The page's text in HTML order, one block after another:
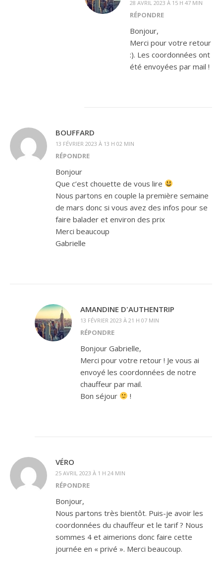
28 AVRIL 2023 À 15 H 47 MIN
RÉPONDRE
Bonjour,
Merci pour votre retour
:). Les coordonnées ont
été envoyées par mail !
BOUFFARD
13 FÉVRIER 2023 À 13 H 02 MIN
RÉPONDRE
Bonjour
Que c’est chouette de vous lire
Nous partons en couple la première semaine
de mars donc si vous avez des infos pour se
faire balader et environ des prix
Merci beaucoup
Gabrielle
AMANDINE D'AUTHENTRIP
13 FÉVRIER 2023 À 21 H 07 MIN
RÉPONDRE
Bonjour Gabrielle,
Merci pour votre retour ! Je vous ai
envoyé les coordonnées de notre
chauffeur par mail.
Bon séjour
!
VÉRO
25 AVRIL 2023 À 1 H 24 MIN
RÉPONDRE
Bonjour,
Nous partons très bientôt. Puis-je avoir les
coordonnées du chauffeur et le tarif ? Nous
sommes 4 et aimerions donc faire cette
journée en « privé ». Merci beaucoup.